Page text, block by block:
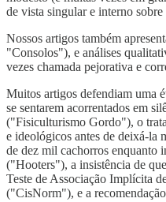
de vista singular e interno sobre
Nossos artigos também
"Consolos"), e análises
vezes chamada pejorativa e
Muitos artigos defendiam uma
se sentarem acorrentados em
("Fisiculturismo Gordo"), o
e ideológicos antes de deixá-la
de dez mil cachorros enquanto
("Hooters"), a insistência de
Teste de Associação Implícita
("CisNorm"), e a